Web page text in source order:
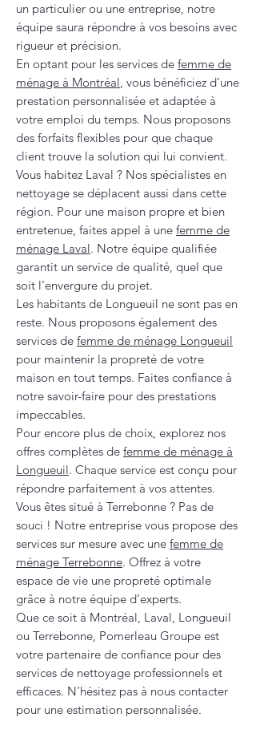
un particulier ou une entreprise, notre
équipe saura répondre à vos besoins avec
rigueur et précision.
En optant pour les services de femme de
ménage à Montréal, vous bénéficiez d’une
prestation personnalisée et adaptée à
votre emploi du temps. Nous proposons
des forfaits flexibles pour que chaque
client trouve la solution qui lui convient.
Vous habitez Laval ? Nos spécialistes en
nettoyage se déplacent aussi dans cette
région. Pour une maison propre et bien
entretenue, faites appel à une femme de
ménage Laval. Notre équipe qualifiée
garantit un service de qualité, quel que
soit l’envergure du projet.
Les habitants de Longueuil ne sont pas en
reste. Nous proposons également des
services de femme de ménage Longueuil
pour maintenir la propreté de votre
maison en tout temps. Faites confiance à
notre savoir-faire pour des prestations
impeccables.
Pour encore plus de choix, explorez nos
offres complètes de femme de ménage à
Longueuil. Chaque service est conçu pour
répondre parfaitement à vos attentes.
Vous êtes situé à Terrebonne ? Pas de
souci ! Notre entreprise vous propose des
services sur mesure avec une femme de
ménage Terrebonne. Offrez à votre
espace de vie une propreté optimale
grâce à notre équipe d’experts.
Que ce soit à Montréal, Laval, Longueuil
ou Terrebonne, Pomerleau Groupe est
votre partenaire de confiance pour des
services de nettoyage professionnels et
efficaces. N’hésitez pas à nous contacter
pour une estimation personnalisée.